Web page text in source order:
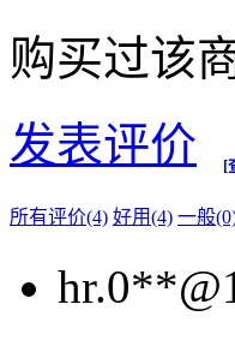
购买过该
发表评价
[
所有评价(4) 好用(4) 一般